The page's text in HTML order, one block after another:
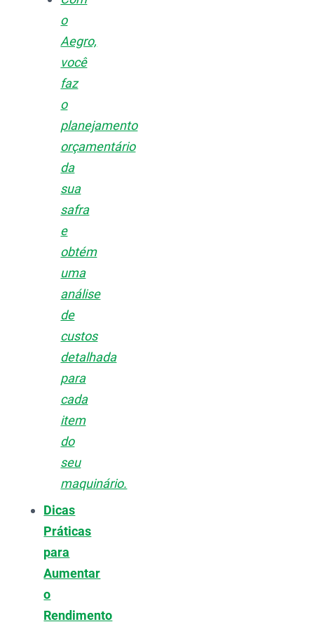
o
Aegro,
você
faz
o
planejamento
orçamentário
da
sua
safra
e
obtém
uma
análise
de
custos
detalhada
para
cada
item
do
seu
maquinário.
Dicas
Práticas
para
Aumentar
o
Rendimento